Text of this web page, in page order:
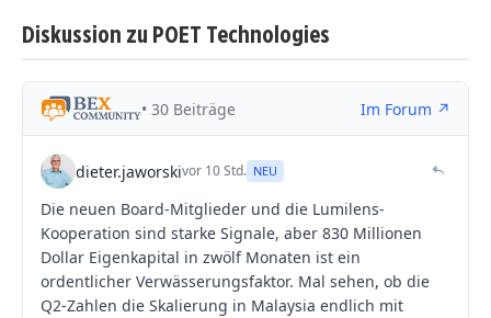
Diskussion zu POET Technologies